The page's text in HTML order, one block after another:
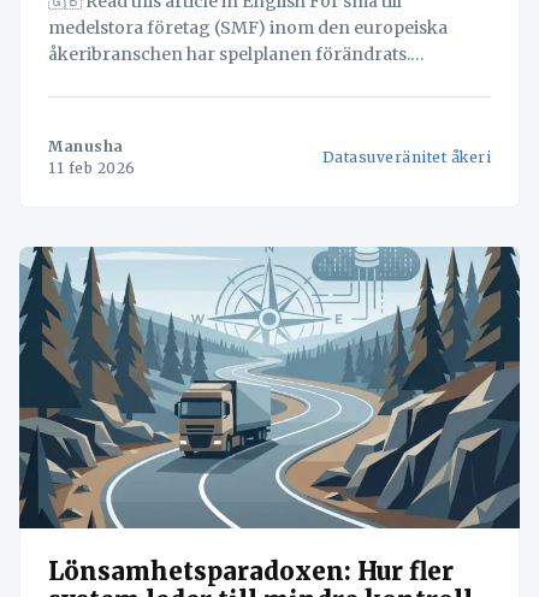
medelstora företag (SMF) inom den europeiska
åkeribranschen har spelplanen förändrats.
trasig. Figur 1: Små och medelstora företag inom
Manusha
11 feb 2026
Datasuveränitet åkeri
Lönsamhetsparadoxen: Hur fler